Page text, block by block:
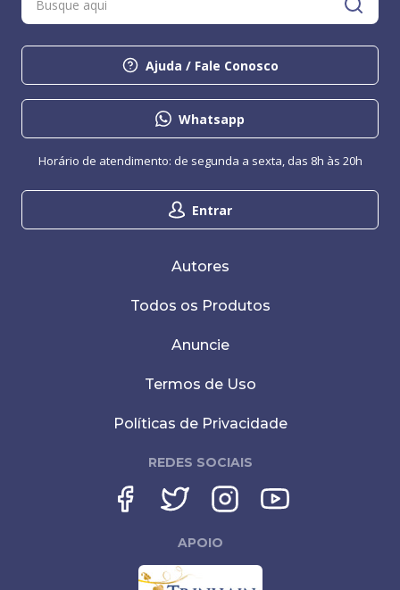
Ajuda / Fale Conosco
Whatsapp
Entrar
Horário de atendimento: de segunda a sexta, das 8h às 20h
Autores
Todos os Produtos
Anuncie
Termos de Uso
Políticas de Privacidade
REDES SOCIAIS
APOIO